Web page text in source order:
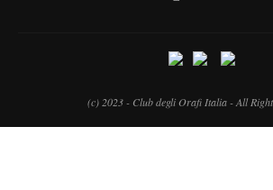
(c) 2023 - Club degli Orafi Italia - All Right